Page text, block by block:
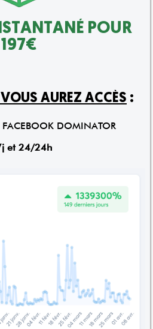
POUR
197€
AUREZ ACCÈS :
DOMINATOR
et 24/24h